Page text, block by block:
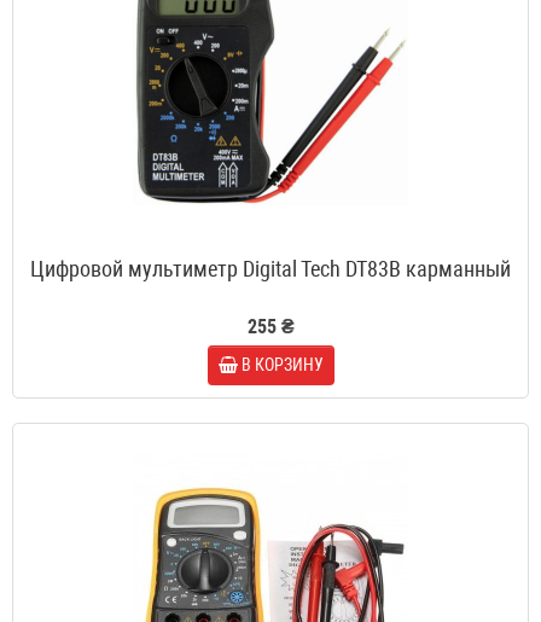
Цифровой мультиметр Digital Tech DT83В карманный
255 ₴
В КОРЗИНУ